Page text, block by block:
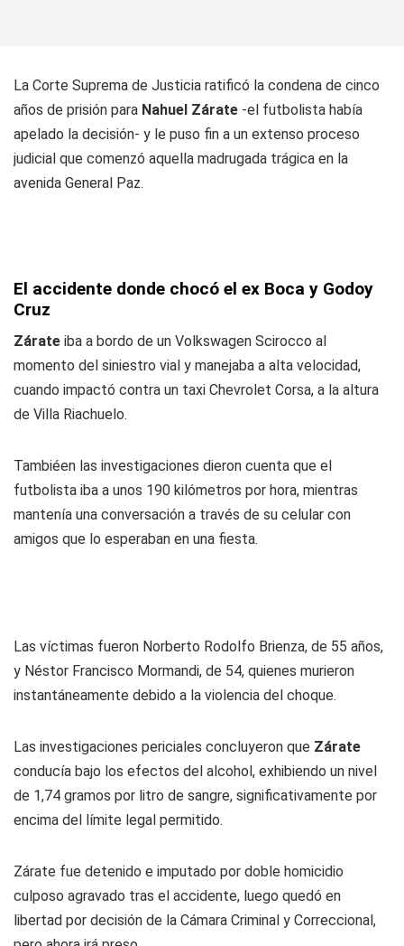
La Corte Suprema de Justicia ratificó la condena de cinco
años de prisión para Nahuel Zárate -el futbolista había
apelado la decisión- y le puso fin a un extenso proceso
judicial que comenzó aquella madrugada trágica en la
avenida General Paz.
El accidente donde chocó el ex Boca y Godoy
Cruz
Zárate iba a bordo de un Volkswagen Scirocco al
momento del siniestro vial y manejaba a alta velocidad,
cuando impactó contra un taxi Chevrolet Corsa, a la altura
de Villa Riachuelo.
Tambiéen las investigaciones dieron cuenta que el
futbolista iba a unos 190 kilómetros por hora, mientras
mantenía una conversación a través de su celular con
amigos que lo esperaban en una fiesta.
Las víctimas fueron Norberto Rodolfo Brienza, de 55 años,
y Néstor Francisco Mormandi, de 54, quienes murieron
instantáneamente debido a la violencia del choque.
Las investigaciones periciales concluyeron que Zárate
conducía bajo los efectos del alcohol, exhibiendo un nivel
de 1,74 gramos por litro de sangre, significativamente por
encima del límite legal permitido.
Zárate fue detenido e imputado por doble homicidio
culposo agravado tras el accidente, luego quedó en
libertad por decisión de la Cámara Criminal y Correccional,